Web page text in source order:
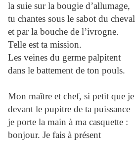
la suie sur la bougie d’allumage,
tu chantes sous le sabot du cheval
et par la bouche de l’ivrogne.
Telle est ta mission.
Les veines du germe palpitent
dans le battement de ton pouls.
Mon maître et chef, si petit que
devant le pupitre de ta puissance
je porte la main à ma casquette :
bonjour. Je fais à présent